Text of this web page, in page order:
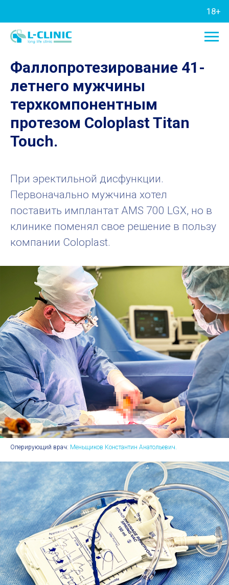
Фаллопротезирование 41-
летнего мужчины
терхкомпонентным
протезом Coloplast Titan
Touch.
При эректильной дисфункции.
Первоначально мужчина хотел
поставить имплантат AMS 700 LGX, но в
клинике поменял свое решение в пользу
компании Coloplast.
Оперирующий врач: Меньщиков Константин Анатольевич.